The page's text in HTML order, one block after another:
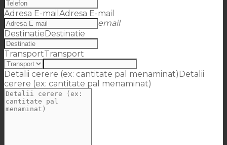
Adresa E-mail Adresa E-mail
email
DestinatieDestinatie
TransportTransport
Detalii cerere (ex: cantitate pal menaminat)Detalii
cerere (ex: cantitate pal menaminat)